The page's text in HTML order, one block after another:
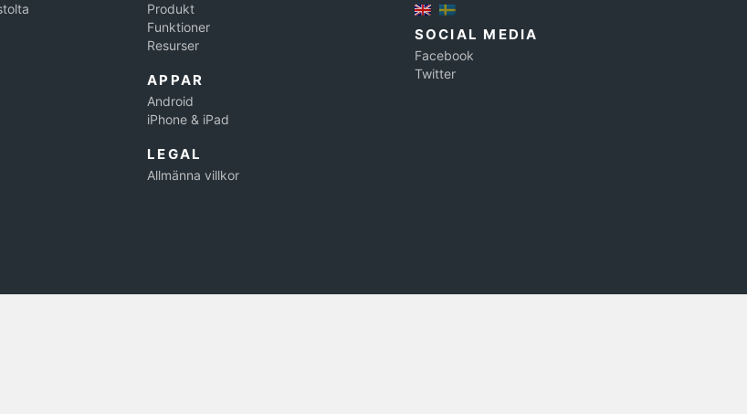
Produkt
Funktioner
Resurser
APPAR
Android
iPhone & iPad
LEGAL
Allmänna villkor
SOCIAL MEDIA
Facebook
Twitter